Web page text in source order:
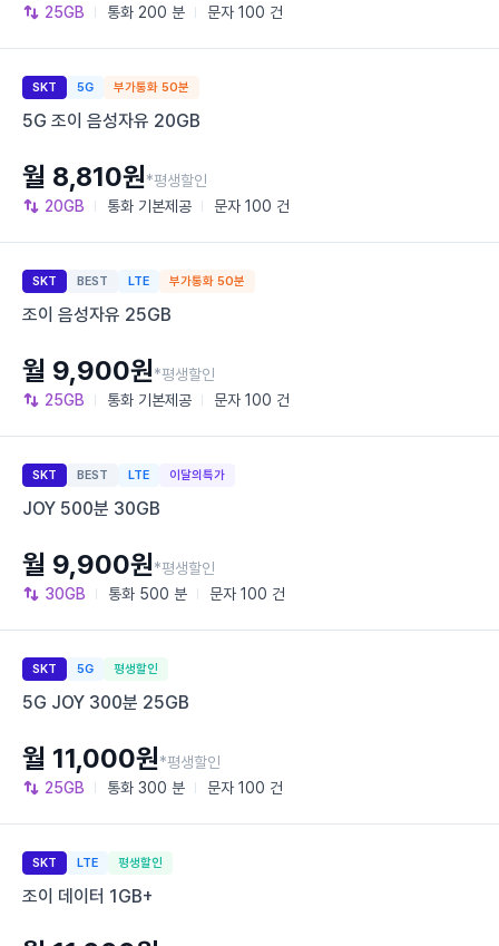
25GB 통화 200 분 문자 100 건
SKT 5G 부가통화 50분
5G 조이 음성자유 20GB
20GB 통화 기본제공 문자 100 건
월 8,810원*평생할인
SKT BEST LTE 부가통화 50분
조이 음성자유 25GB
25GB 통화 기본제공 문자 100 건
월 9,900원*평생할인
SKT BEST LTE 이달의특가
JOY 500분 30GB
30GB 통화 500 분 문자 100 건
월 9,900원*평생할인
SKT 5G 평생할인
5G JOY 300분 25GB
25GB 통화 300 분 문자 100 건
월 11,000원*평생할인
SKT LTE 평생할인
조이 데이터 1GB+